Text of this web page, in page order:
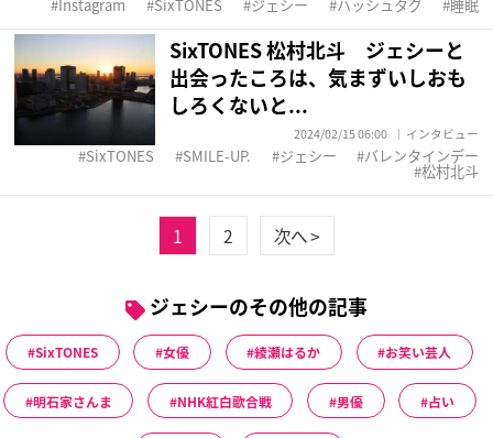
Instagram SixTONES ジェシー ハッシュタグ 睡眠
SixTONES 松村北斗 ジェシーと
出会ったころは、気まずいしおも
しろくないと...
2024/02/15 06:00 インタビュー
SixTONES SMILE-UP. ジェシー バレンタインデー
松村北斗
1 2 次へ >
ジェシーのその他の記事
SixTONES 女優 綾瀬はるか お笑い芸人
明石家さんま NHK紅白歌合戦 男優 占い